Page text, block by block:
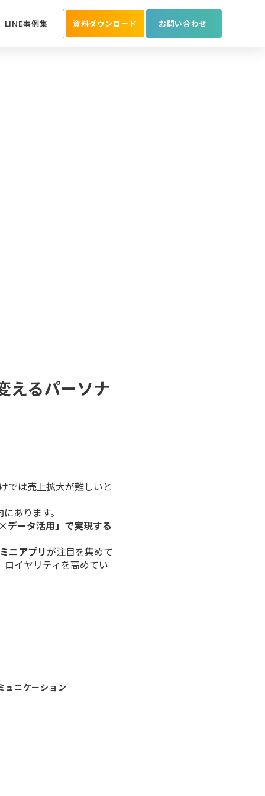
LINE事例集 資料ダウンロード お問い合わせ
えるパーソナ
では売上拡大が難しいと
あります。
データ活用」で実現する
ニアプリが注目を集めて
イヤリティを高めてい
ュニケーション